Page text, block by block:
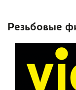
Резьбовые